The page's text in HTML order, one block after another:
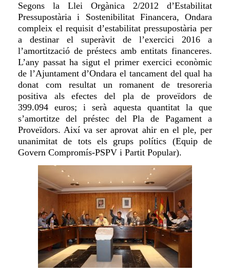
Segons la Llei Orgànica 2/2012 d’Estabilitat
Pressupostària i Sostenibilitat Financera, Ondara
compleix el requisit d’estabilitat pressupostària per
a destinar el superàvit de l’exercici 2016 a
l’amortització de préstecs amb entitats financeres.
L’any passatha sigut el primer exercici econòmic
de l’Ajuntament d’Ondara el tancament del qual ha
donat com resultat un romanent de tresoreria
positiva als efectes del pla de proveïdors de
399.094 euros; i serà aquesta quantitat la que
s’amortitze del préstec del Pla de Pagament a
Proveïdors. Així va ser aprovat ahir en el ple, per
unanimitat de tots els grups polítics (Equip de
Govern Compromís-PSPV i Partit Popular).